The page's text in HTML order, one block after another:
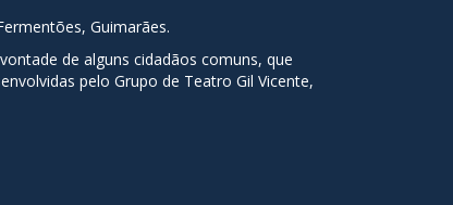
Guimarães.
de alguns cidadãos comuns, que
pelo Grupo de Teatro Gil Vicente,